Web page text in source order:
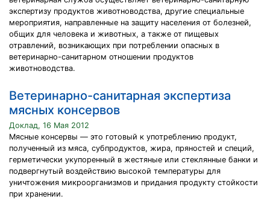
экспертизу продуктов животноводства, другие специальные
мероприятия, направленные на защиту населения от болезней,
общих для человека и животных, а также от пищевых
отравлений, возникающих при потреблении опасных в
ветеринарно-санитарном отношении продуктов
животноводства.
Ветеринарно-санитарная экспертиза
мясных консервов
Доклад, 16 Мая 2012
Мясные консервы — это готовый к употреблению продукт,
полученный из мяса, субпродуктов, жира, пряностей и специй,
герметически укупоренный в жестяные или стеклянные банки и
подвергнутый воздействию высокой температуры для
уничтожения микроорганизмов и придания продукту стойкости
при хранении.